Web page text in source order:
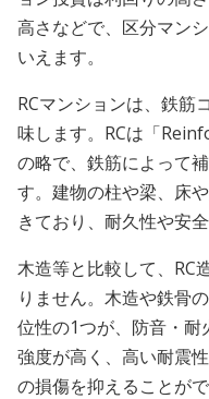
高さなどで、区分マン
いえます。
RCマンションは、鉄筋
味します。RCは「
の略で、鉄筋によって
す。建物の柱や梁、床
きており、耐久性や安
木造等と比較して、RC
りません。木造や鉄骨
位性の1つが、防音・
強度が高く、高い耐震
の損傷を抑えることが